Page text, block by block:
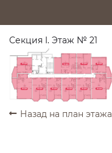
Секция I. Этаж № 21
ПРОДАНО ПРОДАНО ПРОДАНО
ПРОДАНО
ПРОДАНО
ПРОДАНО
ПРОДАНО
ПРОДАНО
ПРОДАНО
ПРОДАНО
Назад на план этажа